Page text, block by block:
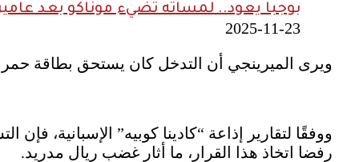
بوجبا يعود.. لمساته تضيء موناكو بعد
2025-11-23
ويرى الميرينجي أن التدخل كان يستحق بطاقة
رفضا اتخاذ هذا القرار، ما أثار غضب ريال مدريد.